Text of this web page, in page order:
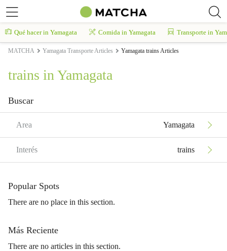
Qué hacer in Yamagata Comida in Yamagata Transporte in
MATCHA Yamagata Transporte Articles Yamagata trains Articles
trains in Yamagata
Buscar
Area Yamagata
Interés trains
Popular Spots
There are no place in this section.
Más Reciente
There are no articles in this section.